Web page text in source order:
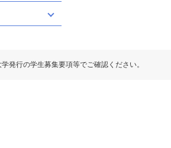
発行の学生募集要項等でご確認ください。